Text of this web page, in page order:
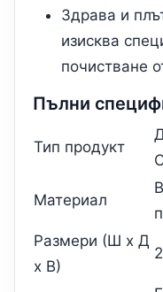
Здрава и
изисква
почистване
Пълни
Тип продукт
Материал
Размери (Ш x Д
x В)